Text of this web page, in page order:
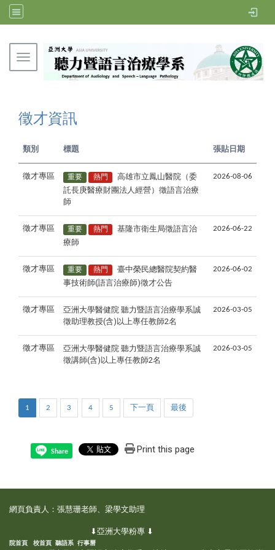
Toggle navigation
徵才資訊
類別 標題 張貼日期
徵才專區 重要 熱門
高雄市立鳳山醫院（委
託長庚醫療財團法人經營）徵語言治療
師
2026-08-06
徵才專區 重要 熱門
基隆市衛生局徵語言治
療師
2026-06-22
徵才專區 重要 熱門
臺中榮民總醫院契約醫
事技術師(語言治療師)徵才公告
2026-06-02
徵才專區
亞洲大學醫健院 聽力暨語言治療學系誠
徵助理教授(含)以上專任教師2名
2026-03-05
徵才專區
亞洲大學醫健院 聽力暨語言治療學系誠
徵講師(含)以上專任教師2名
2026-03-05
1 2 3 4 5 下一頁 最後
Share Print this page
網頁負責人：張慧珊老師、梁學文助理
⬇亞洲大學粉專 ⬇
院首頁 校首頁 聽語系 行事曆